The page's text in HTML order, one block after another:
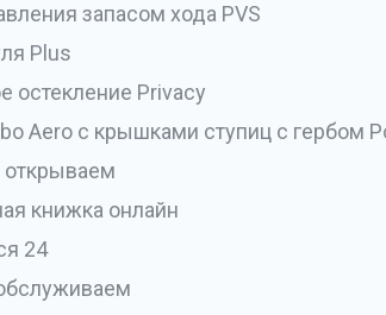
запасом хода PVS
Plus
остекление Privacy
Aero с крышками ступиц с гербом
книжка онлайн
24